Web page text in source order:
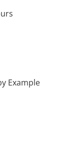
Example